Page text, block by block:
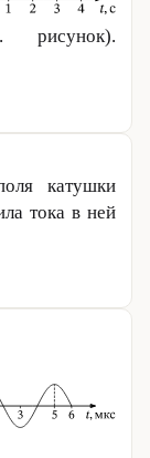
рисунок).
катушки
тока в ней